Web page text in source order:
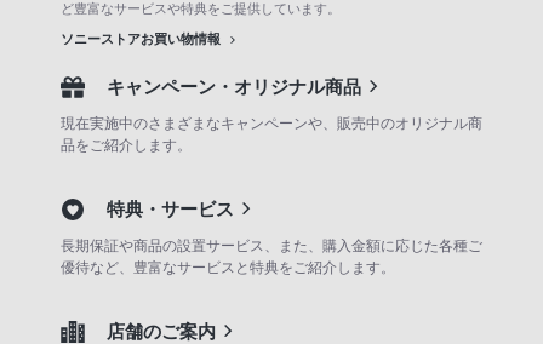
ど豊富なサービスや特典をご提供しています。
ソニーストアお買い物情報
キャンペーン・オリジナル商品
現在実施中のさまざまなキャンペーンや、販売中のオリジナル商
品をご紹介します。
特典・サービス
長期保証や商品の設置サービス、また、購入金額に応じた各種ご
優待など、豊富なサービスと特典をご紹介します。
店舗のご案内